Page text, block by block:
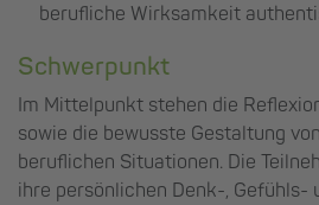
berufliche Wirksamkeit
Schwerpunkt
Im Mittelpunkt stehen die
sowie die bewusste Gestaltung
beruflichen Situationen. Die
ihre persönlichen Denk-, Gefühls-